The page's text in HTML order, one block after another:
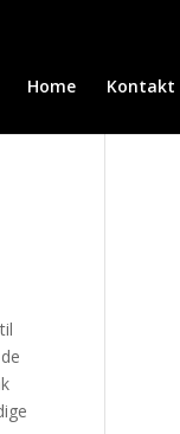
Home Kontakt